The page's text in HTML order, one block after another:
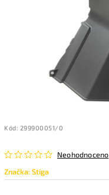
Kód: 299900051/0
Neohodnoceno
Značka:Stiga